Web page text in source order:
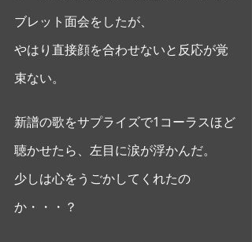
ブレット面会をしたが、
やはり直接顔を合わせないと反応が覚
束ない。
新譜の歌をサプライズで1コーラスほど
聴かせたら、左目に涙が浮かんだ。
少しは心をうごかしてくれたの
か・・・？